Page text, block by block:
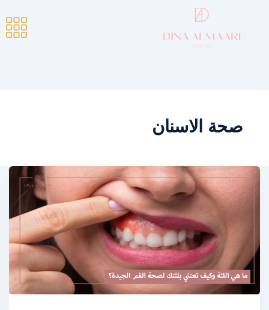
صحة الاسنان